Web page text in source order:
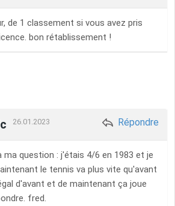
de 1 classement si vous avez pris
bon rétablissement !
26.01.2023 Répondre
ma question : j'étais 4/6 en 1983 et je
le tennis va plus vite qu'avant
d'avant et de maintenant ça joue
fred.